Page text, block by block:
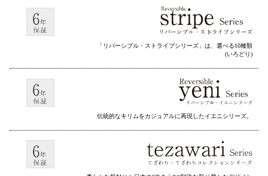
「リバーシブル・ストライプシリーズ」は、選べる10種類
(いろどり)
伝統的なキリムをカジュアルに再現したイエニシリーズ。